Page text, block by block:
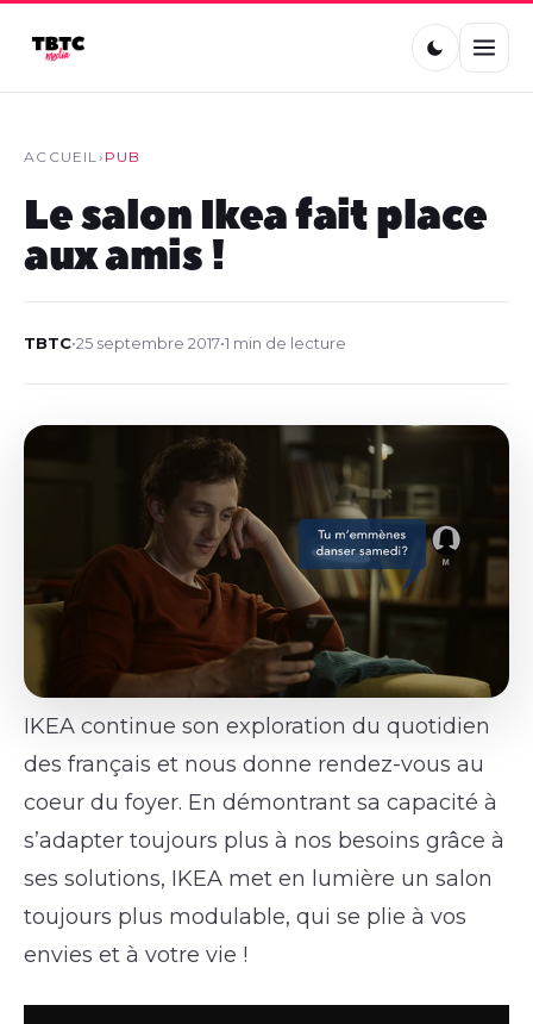
ACCUEIL› PUB
Le salon Ikea fait place
aux amis !
TBTC•25 septembre 2017•1 min de lecture
IKEA continue son exploration du quotidien
des français et nous donne rendez-vous au
coeur du foyer. En démontrant sa capacité à
s’adapter toujours plus à nos besoins grâce à
ses solutions, IKEA met en lumière un salon
toujours plus modulable, qui se plie à vos
envies et à votre vie !